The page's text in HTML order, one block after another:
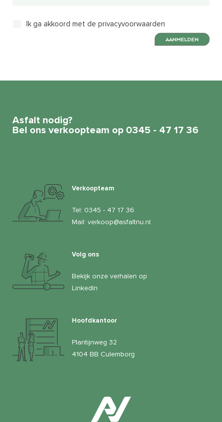
Ik ga akkoord met de privacyvoorwaarden
AANMELDEN
Asfalt nodig?
Bel ons verkoopteam op 0345 - 47 17 36
Verkoopteam
Tel: 0345 - 47 17 36
Mail: verkoop@asfaltnu.nl
Volg ons
Bekijk onze verhalen op
LinkedIn
Hoofdkantoor
Plantijnweg 32
4104 BB Culemborg